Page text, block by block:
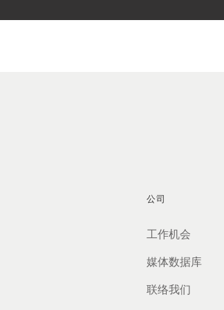
公司
工作机会
媒体数据库
联络我们